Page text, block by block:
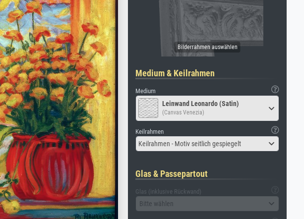
Medium & Keilrahmen
Medium
Leinwand Leonardo (Satin)
(Canvas Venezia)
Keilrahmen
Keilrahmen - Motiv seitlich gespiegelt
Glas & Passepartout
Glas (inklusive Rückwand)
Bitte wählen